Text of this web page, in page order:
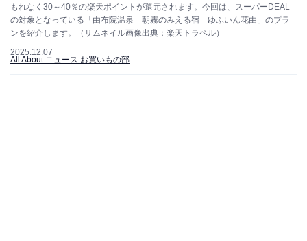
もれなく30～40％の楽天ポイントが還元されます。今回は、スーパーDEAL
の対象となっている「由布院温泉 朝霧のみえる宿 ゆふいん花由」のプラ
ンを紹介します。（サムネイル画像出典：楽天トラベル）
2025.12.07
All About ニュース お買いもの部